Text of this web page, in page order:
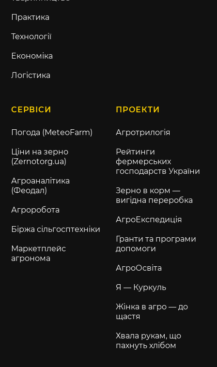
Практика
Технології
Економіка
Логістика
СЕРВІСИ
Погода (MeteoFarm)
Ціни на зерно
(Zernotorg.ua)
Агроаналітика
(Феодал)
Агроробота
Біржа сільгосптехніки
Маркетплейс
агронома
ПРОЕКТИ
Агротрилогія
Рейтинги
фермерських
господарств України
Зерно в корм —
вигідна переробка
АгроЕкспедиція
Гранти та програми
допомоги
АгроОсвіта
Я — Куркуль
Жінка в агро — до
щастя
Хвала рукам, що
пахнуть хлібом